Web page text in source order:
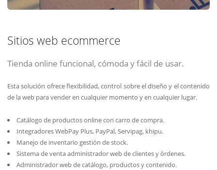
Sitios web ecommerce
Tienda online funcional, cómoda y fácil de usar.
Esta solución ofrece flexibilidad, control sobre el diseño y el contenido
de la web para vender en cualquier momento y en cualquier lugar.
Catálogo de productos online con carro de compra.
Integradores WebPay Plus, PayPal, Servipag, khipu.
Manejo de inventario gestión de stock.
Sistema de venta administrador web de clientes y órdenes.
Administrador web de catálogo, productos y contenido.